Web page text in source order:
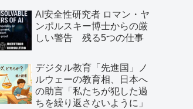
AI安全性研究者 ロマン・ヤ
ンポルスキー博士からの厳
しい警告 残る5つの仕事
デジタル教育「先進国」ノ
ルウェーの教育相、日本へ
の助言「私たちが犯した過
ちを繰り返さないように」